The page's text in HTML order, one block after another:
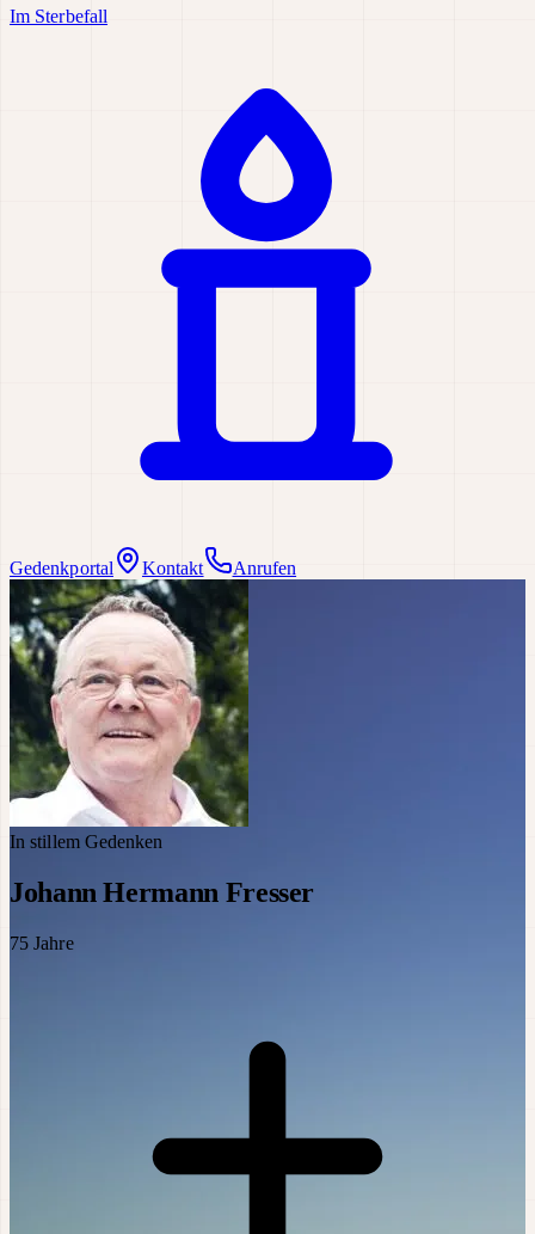
Im Sterbefall
Gedenkportal Kontakt Anrufen
In stillem Gedenken
Johann Hermann Fresser
75 Jahre